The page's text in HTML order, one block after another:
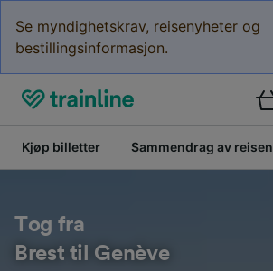
Se myndighetskrav, reisenyheter og
bestillingsinformasjon.
Kjøp billetter Sammendrag av reisen
Tog fra
Brest til Genève